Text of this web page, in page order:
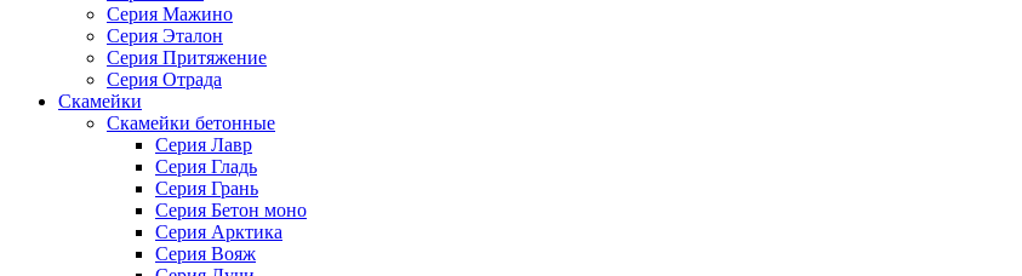
Серия Мажино
Серия Эталон
Серия Притяжение
Серия Отрада
Скамейки
Скамейки бетонные
Серия Лавр
Серия Гладь
Серия Грань
Серия Бетон моно
Серия Арктика
Серия Вояж